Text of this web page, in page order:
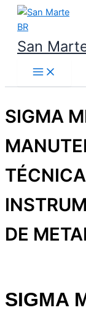
para
conteúdo
San
SIGMA
DE
SIGMA